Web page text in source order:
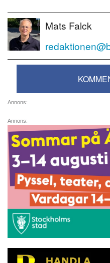
Mats Falck
Annons:
Annons: